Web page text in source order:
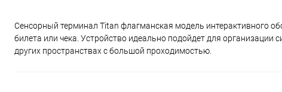
Сенсорный терминал Titan флагманская модель интерактивного
билета или чека. Устройство идеально подойдет для организации
других пространствах с большой проходимостью.